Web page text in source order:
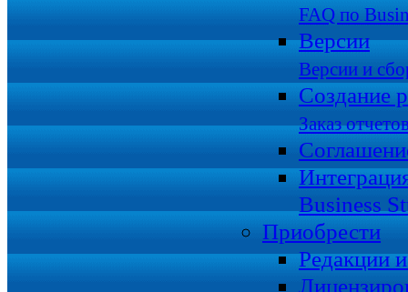
FAQ по
Версии
Версии и
Создание
Заказ
Business
Приобрести
Редакции